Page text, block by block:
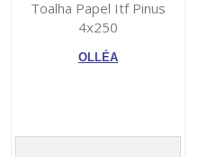
Toalha Papel Itf Pinus
4x250
OLLÉA